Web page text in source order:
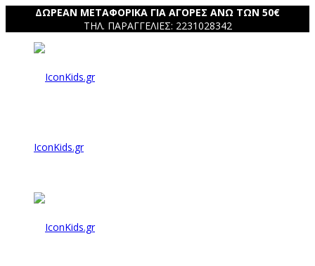
ΔΩΡΕΑΝ ΜΕΤΑΦΟΡΙΚΑ ΓΙΑ ΑΓΟΡΕΣ ΑΝΩ ΤΩΝ 50€
ΤΗΛ. ΠΑΡΑΓΓΕΛΙΕΣ: 2231028342
IconKids.gr